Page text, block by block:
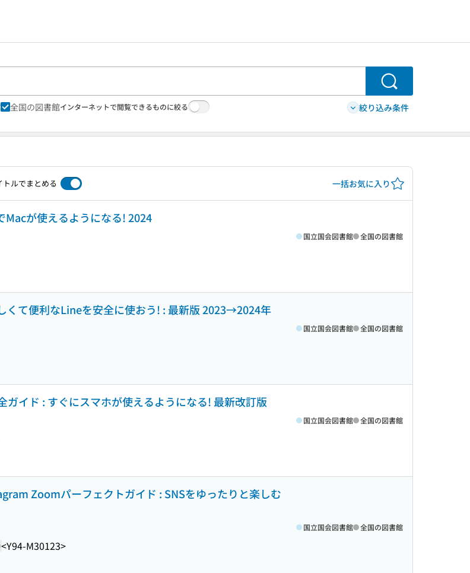
検索
全国の図書館インターネットで閲覧できるものに絞る 絞り込み条件
トルでまとめる 一括お気に入り
Macが使えるようになる! 2024
国立国会図書館 全国の図書館
くて便利なLineを安全に使おう! : 最新版 2023→2024年
国立国会図書館 全国の図書館
イド : すぐにスマホが使えるようになる! 最新改訂版
国立国会図書館 全国の図書館
Zoomパーフェクトガイド : SNSをゆったりと楽しむ
<Y94-M30123>
国立国会図書館 全国の図書館